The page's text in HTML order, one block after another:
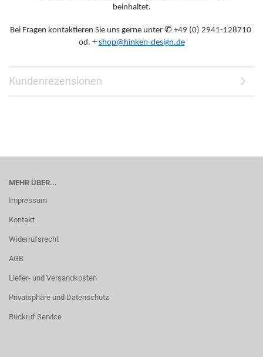
beinhaltet.
Bei Fragen kontaktieren Sie uns gerne unter ✆ +49 (0) 2941-128710
od. + shop@hinken-design.de
Kundenrezensionen
MEHR ÜBER...
Impressum
Kontakt
Widerrufsrecht
AGB
Liefer- und Versandkosten
Privatsphäre und Datenschutz
Rückruf Service